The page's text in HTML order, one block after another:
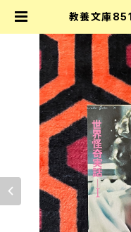
教養文庫
説:松本清張